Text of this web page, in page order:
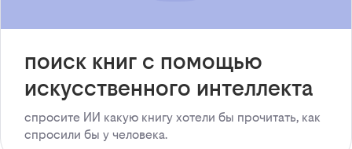
поиск книг с помощью
искусственного интеллекта
спросите ИИ какую книгу хотели бы прочитать, как
спросили бы у человека.